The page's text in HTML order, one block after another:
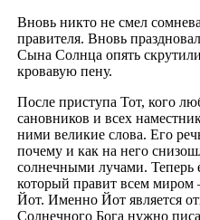
Вновь никто не смел
правителя. Вновь
Сына Солнца опять
кровавую пену.
После приступа Тот, кого
сановников и всех
ними великие слова. Его
почему и как на него
солнечными лучами. Теперь
который правит всем
Йот. Именно Йот является
Солнечного Бога нужно